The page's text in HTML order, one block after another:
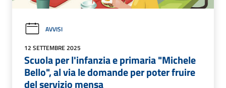
AVVISI
12 SETTEMBRE 2025
Scuola per l'infanzia e primaria "Michele
Bello", al via le domande per poter fruire
del servizio mensa